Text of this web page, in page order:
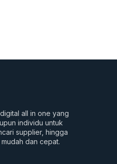
all in one yang
individu untuk
supplier, hingga
dan cepat.